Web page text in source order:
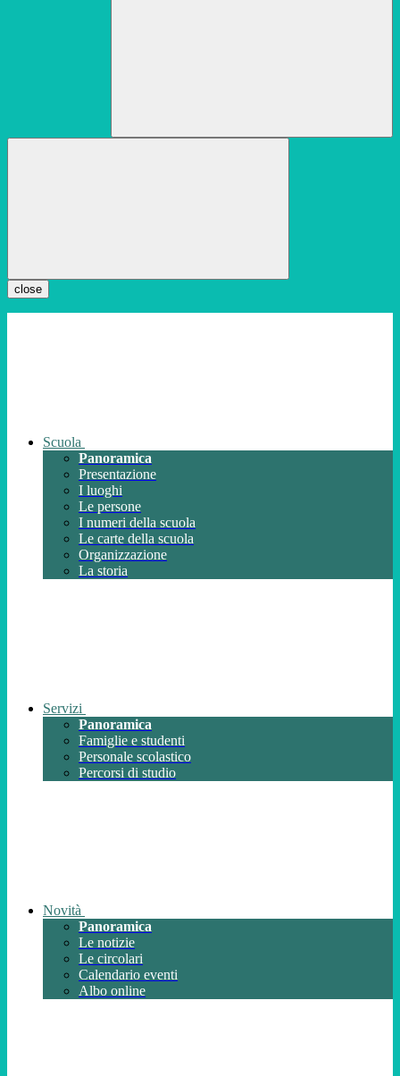
close
Scuola
Panoramica
Presentazione
I luoghi
Le persone
I numeri della scuola
Le carte della scuola
Organizzazione
La storia
Servizi
Panoramica
Famiglie e studenti
Personale scolastico
Percorsi di studio
Novità
Panoramica
Le notizie
Le circolari
Calendario eventi
Albo online